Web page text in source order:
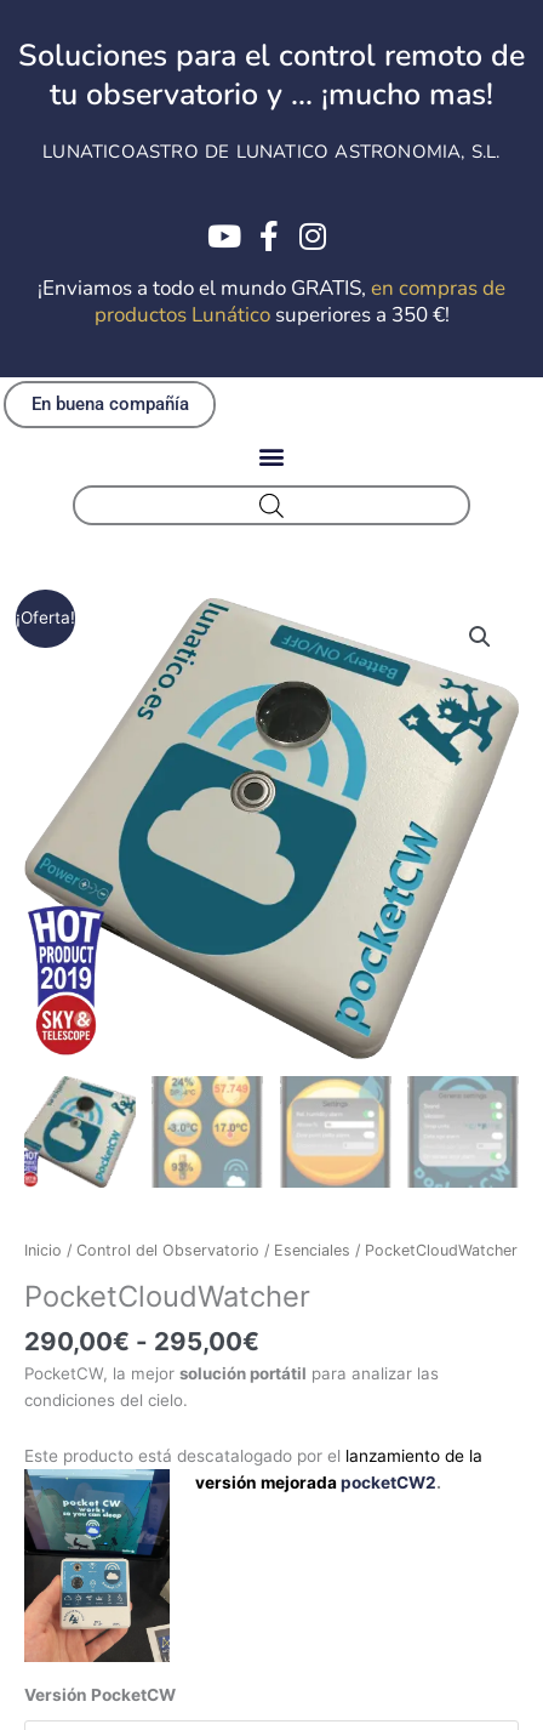
contenido
Soluciones para el control remoto de
tu observatorio y ... ¡mucho mas!
LUNATICOASTRO DE LUNATICO ASTRONOMIA, S.L.
¡Enviamos a todo el mundo GRATIS, en compras de
productos Lunáticosuperiores a 350 €!
En buena compañía
¡Oferta!
Inicio / Control del Observatorio / Esenciales / PocketCloudWatcher
PocketCloudWatcher
290,00€ - 295,00€
Rango
de
precios:
desde
290,00€
hasta
295,00€
PocketCW, la mejor solución portátil para analizar las
condiciones del cielo.
Este producto está descatalogado por el lanzamiento de la
versión mejoradapocketCW2.
Versión PocketCW
PocketCloudWatcher
cantidad